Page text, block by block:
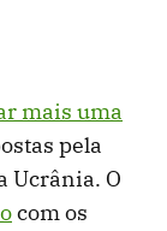
mais uma
pela
Ucrânia. O
com os